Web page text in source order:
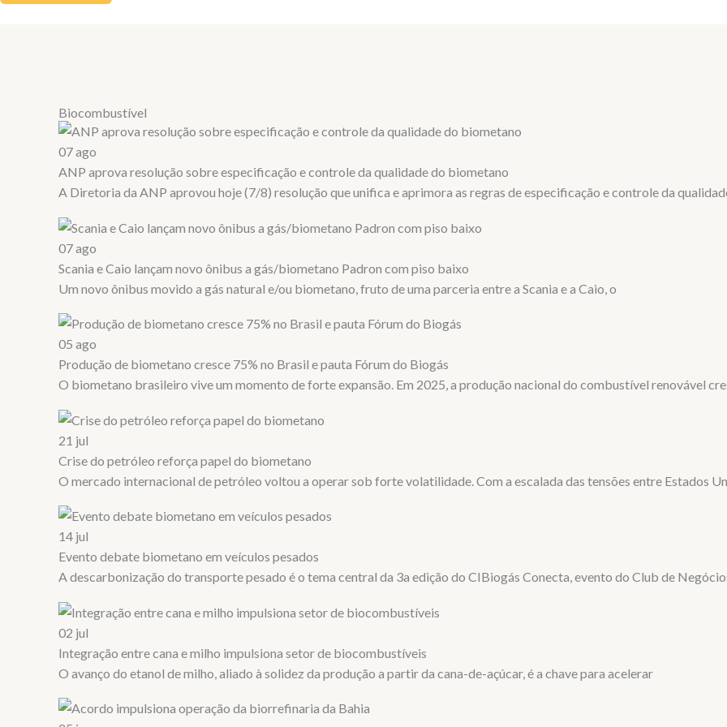
Biocombustível
07ago
ANP aprova resolução sobre especificação e controle da qualidade do biometano
A Diretoria da ANP aprovou hoje (7/8) resolução que unifica e aprimora as regras de especificação e controle da
07ago
Scania e Caio lançam novo ônibus a gás/biometano Padron com piso baixo
Um novo ônibus movido a gás natural e/ou biometano, fruto de uma parceria entre a Scania e a Caio, o
05 ago
Produção de biometano cresce 75% no Brasil e pauta Fórum do Biogás
O biometano brasileiro vive um momento de forte expansão. Em 2025, a produção nacional do combustível renovável
21 jul
Crise do petróleo reforça papel do biometano
O mercado internacional de petróleo voltou a operar sob forte volatilidade. Com a escalada das tensões entre Estados
14 jul
Evento debate biometano em veículos pesados
A descarbonização do transporte pesado é o tema central da 3a edição do CIBiogás Conecta, evento do Club de
02 jul
Integração entre cana e milho impulsiona setor de biocombustíveis
O avanço do etanol de milho, aliado à solidez da produção a partir da cana-de-açúcar, é a chave para acelerar